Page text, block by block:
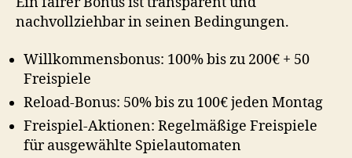
nachvollziehbar in seinen Bedingungen.
Willkommensbonus: 100% bis zu 200€ + 50
Freispiele
Reload-Bonus: 50% bis zu 100€ jeden Montag
Freispiel-Aktionen: Regelmäßige Freispiele
für ausgewählte Spielautomaten